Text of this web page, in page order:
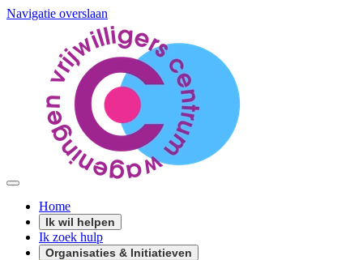
Navigatie overslaan
Home
Ik wil helpen
Ik zoek hulp
Organisaties & Initiatieven